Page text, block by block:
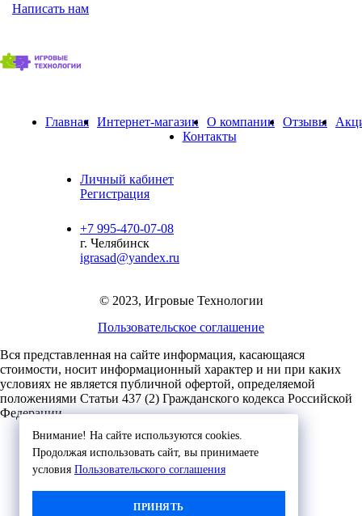
Внимание! На сайте используются cookies.
Продолжая использовать сайт, вы принимаете
условия Пользовательского соглашения
ПРИНЯТЬ
Написать нам
Главная Интернет-магазин О компании Отзывы
Контакты
Личный кабинет
Регистрация
+7 995-470-07-08
г. Челябинск
igrasad@yandex.ru
© 2023, Игровые Технологии
Пользовательское соглашение
Вся представленная на сайте информация, касающаяся
стоимости, носит информационный характер и ни при каких
условиях не является публичной офертой, определяемой
положениями Статьи 437 (2) Гражданского кодекса Российской
Федерации.